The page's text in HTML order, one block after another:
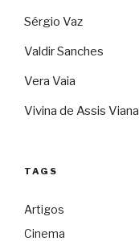
Sérgio Vaz
Valdir Sanches
Vera Vaia
Vivina de Assis Viana
TAGS
Artigos
Cinema